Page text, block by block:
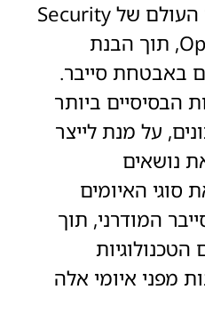
ראשית, נצלול לתוך העולם של Security
Operations Centers, תוך הבנת
באבטחת סייבר.
הבסיסיים ביותר
על מנת לייצר
נושאים
סוגי האיומים
המודרני, תוך
מפני איומי אלה